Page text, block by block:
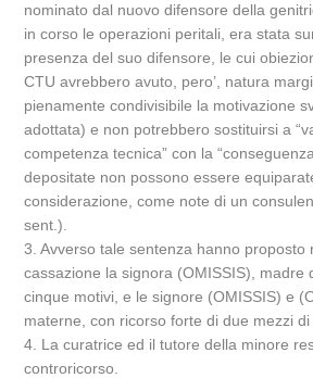
nominato dal nuovo difensore della
in corso le operazioni peritali, era stata
presenza del suo difensore, le cui
CTU avrebbero avuto, pero’, natura
pienamente condivisibile la motivazione
adottata) e non potrebbero sostituirsi a
competenza tecnica” con la
depositate non possono essere
considerazione, come note di un
sent.).
3. Avverso tale sentenza hanno proposto
cassazione la signora (OMISSIS), madre
cinque motivi, e le signore (OMISSIS) e
materne, con ricorso forte di due mezzi di
4. La curatrice ed il tutore della minore
controricorso.